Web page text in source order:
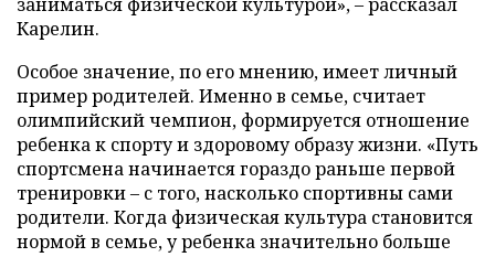
Карелин.
Особое значение, по его мнению, имеет личный
пример родителей. Именно в семье, считает
олимпийский чемпион, формируется отношение
ребенка к спорту и здоровому образу жизни. «Путь
спортсмена начинается гораздо раньше первой
тренировки – с того, насколько спортивны сами
родители. Когда физическая культура становится
нормой в семье, у ребенка значительно больше